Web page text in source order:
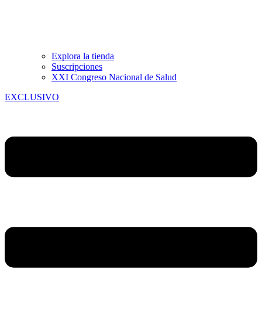
Explora la tienda
Suscripciones
XXI Congreso Nacional de Salud
EXCLUSIVO